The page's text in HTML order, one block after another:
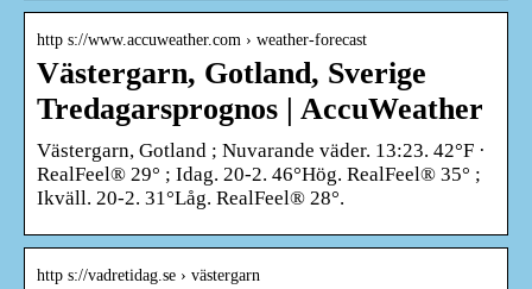
http s://www.accuweather.com › weather-forecast
Västergarn, Gotland, Sverige
Tredagarsprognos | AccuWeather
Västergarn, Gotland ; Nuvarande väder. 13:23. 42°F ·
RealFeel® 29° ; Idag. 20-2. 46°Hög. RealFeel® 35° ;
Ikväll. 20-2. 31°Låg. RealFeel® 28°.
http s://vadretidag.se › västergarn